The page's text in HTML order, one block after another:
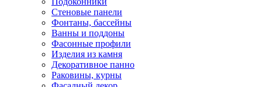
Стеновые панели
Фонтаны, бассейны
Ванны и поддоны
Фасонные профили
Изделия из камня
Декоративное панно
Раковины, курны